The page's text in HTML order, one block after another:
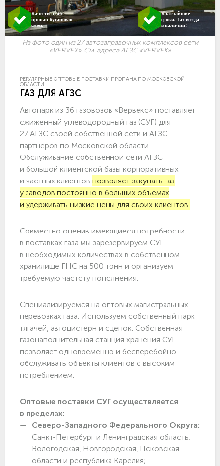
Качественная
пропан-бутановая
смесь
Кратчайшие
сроки. Газ всегда
в наличии!
На фото один из 27 автозаправочных комплексов сети
«VERVEX». См. адреса АГЗС «VERVEX»
РЕГУЛЯРНЫЕ ОПТОВЫЕ ПОСТАВКИ ПРОПАНА ПО МОСКОВСКОЙ
ОБЛАСТИ
ГАЗ ДЛЯ АГЗС
Автопарк из 36 газовозов «Вервекс» поставляет
сжиженный углеводородный газ (СУГ) для
27 АГЗС своей собственной сети и АГЗС
партнёров по Московской области.
Обслуживание собственной сети АГЗС
и большой клиентской базы корпоративных
и частных клиентов позволяет закупать газ
у заводов постоянно в больших объёмах
и удерживать низкие цены для своих клиентов.
Совместно оценив имеющиеся потребности
в поставках газа мы зарезервируем СУГ
в необходимых количествах в собственном
хранилище ГНС на 500 тонн и организуем
требуемую частоту пополнения.
Специализируемся на оптовых магистральных
перевозках газа. Используем собственный парк
тягачей, автоцистерн и сцепок. Собственная
газонаполнительная станция хранения СУГ
позволяет одновременно и бесперебойно
обслуживать объекты клиентов с высоким
потреблением.
Оптовые поставки СУГ осуществляется
в пределах:
Северо-Западного Федерального Округа:
Санкт-Петербург и Ленинградская область,
Вологодская, Новгородская, Псковская
области и республика Карелия;